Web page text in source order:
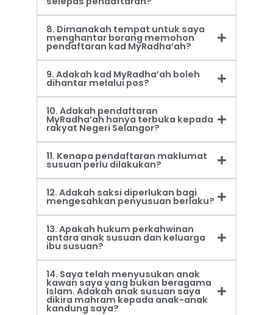
8. Dimanakah tempat untuk saya
menghantar borang memohon
pendaftaran kad MyRadha’ah?
9. Adakah kad MyRadha’ah boleh
dihantar melalui pos?
10. Adakah pendaftaran
MyRadha’ah hanya terbuka kepada
rakyat Negeri Selangor?
11. Kenapa pendaftaran maklumat
susuan perlu dilakukan?
12. Adakah saksi diperlukan bagi
mengesahkan penyusuan berlaku?
13. Apakah hukum perkahwinan
antara anak susuan dan keluarga
ibu susuan?
14. Saya telah menyusukan anak
kawan saya yang bukan beragama
Islam. Adakah anak susuan saya
dikira mahram kepada anak-anak
kandung saya?